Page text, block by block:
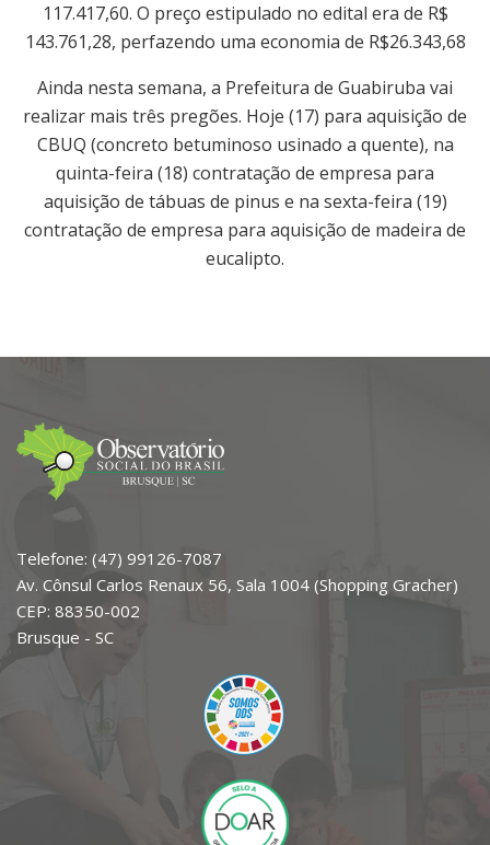
117.417,60. O preço estipulado no edital era de R$
143.761,28, perfazendo uma economia de R$26.343,68
Ainda nesta semana, a Prefeitura de Guabiruba vai
realizar mais três pregões. Hoje (17) para aquisição de
CBUQ (concreto betuminoso usinado a quente), na
quinta-feira (18) contratação de empresa para
aquisição de tábuas de pinus e na sexta-feira (19)
contratação de empresa para aquisição de madeira de
eucalipto.
Telefone: (47) 99126-7087
Av. Cônsul Carlos Renaux 56, Sala 1004 (Shopping Gracher)
CEP: 88350-002
Brusque - SC